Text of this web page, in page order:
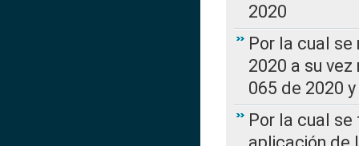
2020
Por la cual se
2020 a su
065 de 2020
Por la cual